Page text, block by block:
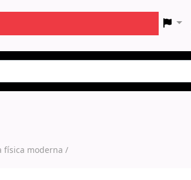
física moderna /